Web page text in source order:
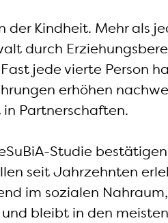
der Kindheit. Mehr als
durch
jede vierte Person
erhöhen
Partnerschaften.
Studie
seit Jahrzehnten
im sozialen
bleibt in den